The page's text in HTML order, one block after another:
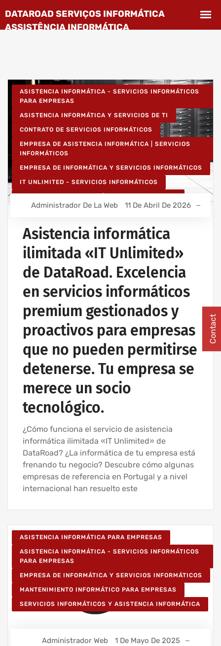
ASISTENCIA INFORMÁTICA - SERVICIOS INFORMÁTICOS
PARA EMPRESAS
ASISTENCIA INFORMÁTICA Y SERVICIOS DE TI
CONTRATO DE SERVICIOS INFORMÁTICOS
EMPRESA DE ASISTENCIA INFORMÁTICA | SERVICIOS
INFORMÁTICOS
EMPRESA DE INFORMÁTICA Y SERVICIOS INFORMÁTICOS
IT UNLIMITED - SERVICIOS INFORMÁTICOS
PROYECTOS DE REDES INALÁMBRICAS
RED INFORMÁTICA ESTRUCTURADA
SERVICIOS INFORMÁTICOS Y ASISTENCIA INFORMÁTICA
Administrador De La Web 11 De Abril De 2026
Asistencia informática
ilimitada «IT Unlimited»
de DataRoad. Excelencia
en servicios informáticos
premium gestionados y
proactivos para empresas
que no pueden permitirse
detenerse. Tu empresa se
merece un socio
tecnológico.
¿Cómo funciona el servicio de asistencia
informática ilimitada «IT Unlimited» de
DataRoad? ¿La informática de tu empresa está
frenando tu negocio? Descubre cómo algunas
empresas de referencia en Portugal y a nivel
internacional han resuelto este
ASISTENCIA INFORMÁTICA PARA EMPRESAS
ASISTENCIA INFORMÁTICA - SERVICIOS INFORMÁTICOS
PARA EMPRESAS
EMPRESA DE INFORMÁTICA Y SERVICIOS INFORMÁTICOS
MANTENIMIENTO INFORMÁTICO PARA EMPRESAS
SERVICIOS INFORMÁTICOS Y ASISTENCIA INFORMÁTICA
Administrador Web 1 De Mayo De 2025
Contact